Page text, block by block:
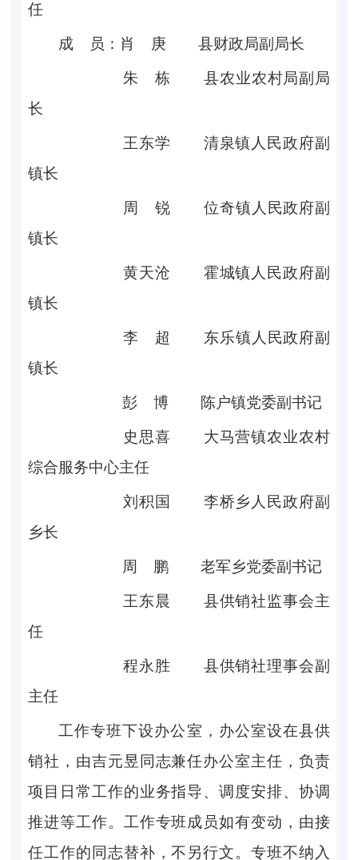
任
成 员： 肖 庚 县财政局副 局长
朱 栋 县农业农村局副局
长
王东学 清泉镇人民政府副
镇长
周 锐 位奇镇人民政府副
镇长
黄天沧 霍城镇 人民政府副
镇长
李 超 东乐镇人民政府副
镇长
彭 博 陈户镇党委副书记
史思喜 大马营镇农业农村
综合服务中心主任
刘积国 李桥乡人民政府副
乡长
周 鹏 老军乡党委副书记
王东晨 县供销社监事会主
任
程永胜 县供销社理事会副
主任
工作专班下设办公室，办公室设在县供
销社，由吉元昱同志兼任办公室主任，负责
项目日常工作的业务指导、调度安排、协调
推进等工作。工作专班成员如有变动，由接
任工作的同志替补，不另行文。专班不纳入